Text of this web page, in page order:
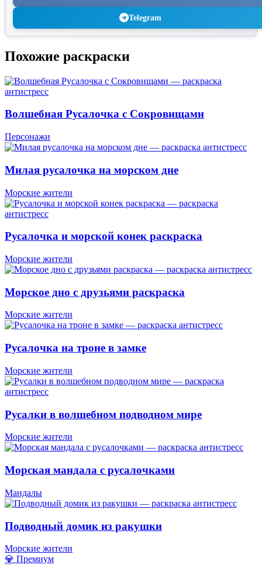
Telegram
Похожие раскраски
Волшебная Русалочка с Сокровищами
Персонажи
Милая русалочка на морском дне
Морские жители
Русалочка и морской конек раскраска
Морские жители
Морское дно с друзьями раскраска
Морские жители
Русалочка на троне в замке
Морские жители
Русалки в волшебном подводном мире
Морские жители
Морская мандала с русалочками
Мандалы
Подводный домик из ракушки
Морские жители
💎 Премиум